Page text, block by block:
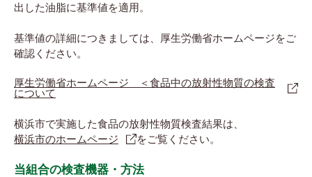
出した油脂に基準値を適用。
基準値の詳細につきましては、厚生労働省ホームページをご
確認ください。
厚生労働省ホームページ ＜食品中の放射性物質の検査
について
横浜市で実施した食品の放射性物質検査結果は、
横浜市のホームページ
をご覧ください。
当組合の検査機器・方法